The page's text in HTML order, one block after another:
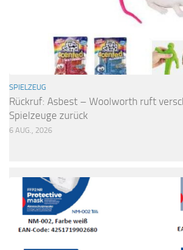
SPIELZEUG
Rückruf: Asbest – Woolworth ruft
Spielzeuge zurück
6 AUG., 2026